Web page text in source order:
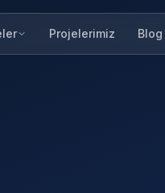
Projelerimiz Blog